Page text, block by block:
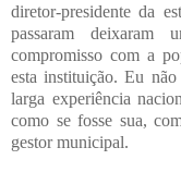
diretor-presidente da
passaram
compromisso com a
esta instituição. Eu
larga experiência
como se fosse sua,
gestor municipal.